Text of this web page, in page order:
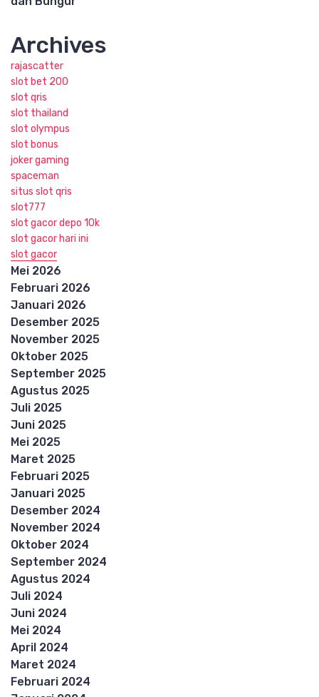
Archives
rajascatter
slot bet 200
slot qris
slot thailand
slot olympus
slot bonus
joker gaming
spaceman
situs slot qris
slot777
slot gacor depo 10k
slot gacor hari ini
slot gacor
Mei 2026
Februari 2026
Januari 2026
Desember 2025
November 2025
Oktober 2025
September 2025
Agustus 2025
Juli 2025
Juni 2025
Mei 2025
Maret 2025
Februari 2025
Januari 2025
Desember 2024
November 2024
Oktober 2024
September 2024
Agustus 2024
Juli 2024
Juni 2024
Mei 2024
April 2024
Maret 2024
Februari 2024